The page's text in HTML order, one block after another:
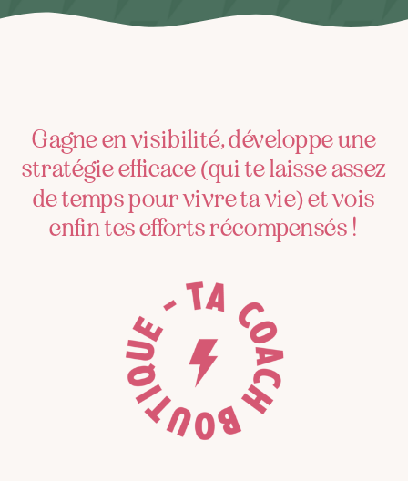
Gagne en visibilité, développe une
stratégie efficace (qui te laisse assez
de temps pour vivre ta vie) et vois
enfin tes efforts récompensés !